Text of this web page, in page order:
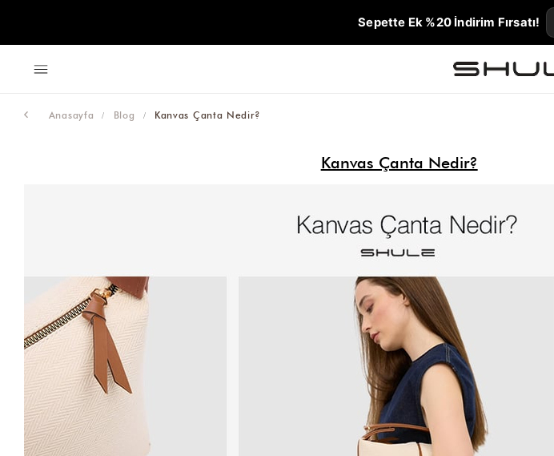
Sepette Ek %20 İndirim Fırsatı!
Anasayfa Blog Kanvas Çanta Nedir?
Kanvas Çanta Nedir?